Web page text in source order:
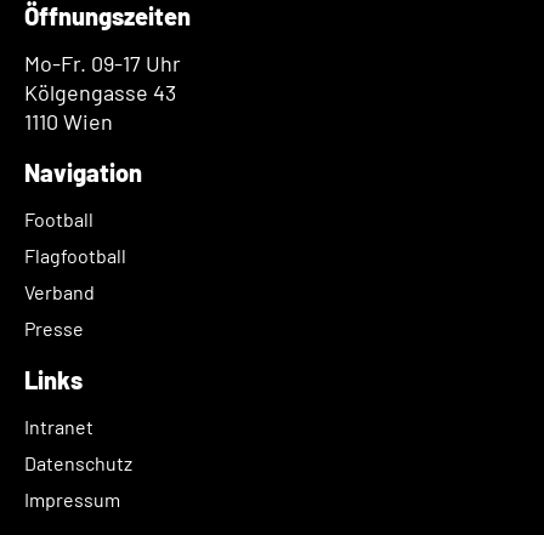
Öffnungszeiten
Mo-Fr. 09-17 Uhr
Kölgengasse 43
1110 Wien
Navigation
Football
Flagfootball
Verband
Presse
Links
Intranet
Datenschutz
Impressum